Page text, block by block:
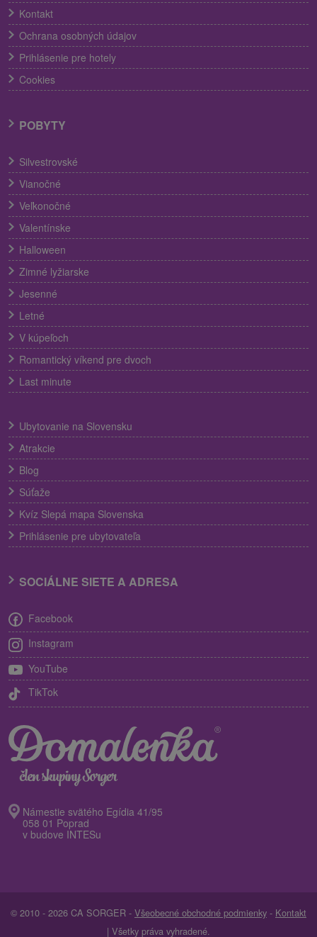
Kontakt
Ochrana osobných údajov
Prihlásenie pre hotely
Cookies
POBYTY
Silvestrovské
Vianočné
Veľkonočné
Valentínske
Halloween
Zimné lyžiarske
Jesenné
Letné
V kúpeľoch
Romantický víkend pre dvoch
Last minute
Ubytovanie na Slovensku
Atrakcie
Blog
Súťaže
Kvíz Slepá mapa Slovenska
Prihlásenie pre ubytovateľa
SOCIÁLNE SIETE A ADRESA
Facebook
Instagram
YouTube
TikTok
Námestie svätého Egídia 41/95
058 01 Poprad
v budove INTESu
© 2010 - 2026 CA SORGER - Všeobecné obchodné podmienky - Kontakt
| Všetky práva vyhradené.